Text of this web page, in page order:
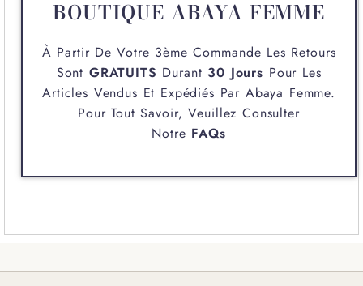
BOUTIQUE ABAYA FEMME
À Partir De Votre 3ème Commande Les Retours
Sont GRATUITS Durant 30 Jours Pour Les
Articles Vendus Et Expédiés Par Abaya Femme.
Pour Tout Savoir, Veuillez Consulter
Notre FAQs